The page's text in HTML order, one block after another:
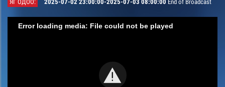
ЯГ ОДОО: 2025-07-02 23:00:00-2025-07-03 08:00:00 End of Broadcast
Error loading media: File could not be played